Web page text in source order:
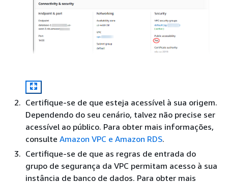
Certifique-se de que esteja acessível à sua origem.
Dependendo do seu cenário, talvez não precise ser
acessível ao público. Para obter mais informações,
consulte Amazon VPC e Amazon RDS.
Certifique-se de que as regras de entrada do
grupo de segurança da VPC permitam acesso à sua
instância de banco de dados. Para obter mais